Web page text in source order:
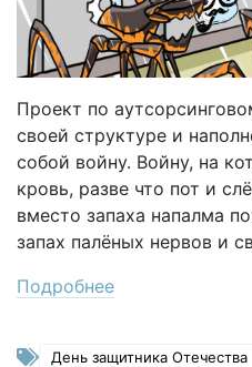
Проект по
своей структуре и
собой войну. Войну, на
кровь, разве что пот и
вместо запаха напалма
запах палёных нервов и
Подробнее
День защитника Отечества